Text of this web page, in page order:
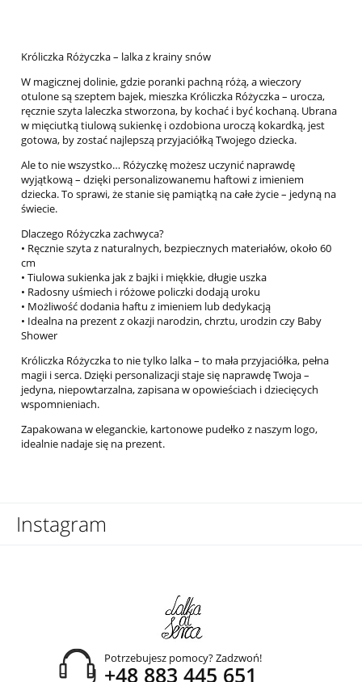
Króliczka Różyczka – lalka z krainy snów
W magicznej dolinie, gdzie poranki pachną różą, a wieczory
otulone są szeptem bajek, mieszka Króliczka Różyczka – urocza,
ręcznie szyta laleczka stworzona, by kochać i być kochaną. Ubrana
w mięciutką tiulową sukienkę i ozdobiona uroczą kokardką, jest
gotowa, by zostać najlepszą przyjaciółką Twojego dziecka.
Ale to nie wszystko… Różyczkę możesz uczynić naprawdę
wyjątkową – dzięki personalizowanemu haftowi z imieniem
dziecka. To sprawi, że stanie się pamiątką na całe życie – jedyną na
świecie.
Dlaczego Różyczka zachwyca?
• Ręcznie szyta z naturalnych, bezpiecznych materiałów, około 60
cm
• Tiulowa sukienka jak z bajki i miękkie, długie uszka
• Radosny uśmiech i różowe policzki dodają uroku
• Możliwość dodania haftu z imieniem lub dedykacją
• Idealna na prezent z okazji narodzin, chrztu, urodzin czy Baby
Shower
Króliczka Różyczka to nie tylko lalka – to mała przyjaciółka, pełna
magii i serca. Dzięki personalizacji staje się naprawdę Twoja –
jedyna, niepowtarzalna, zapisana w opowieściach i dziecięcych
wspomnieniach.
Zapakowana w eleganckie, kartonowe pudełko z naszym logo,
idealnie nadaje się na prezent.
Instagram
Potrzebujesz pomocy? Zadzwoń!
+48 883 445 651